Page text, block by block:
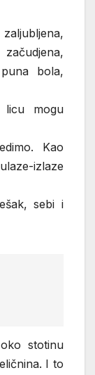
bola,
licu mogu
Kao
izlaze
sebi i
stotinu
I to